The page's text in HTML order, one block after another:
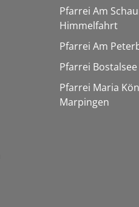
Pfarrei Am
Himmelfahrt
Pfarrei Am
Pfarrei
Pfarrei Maria
Marpingen